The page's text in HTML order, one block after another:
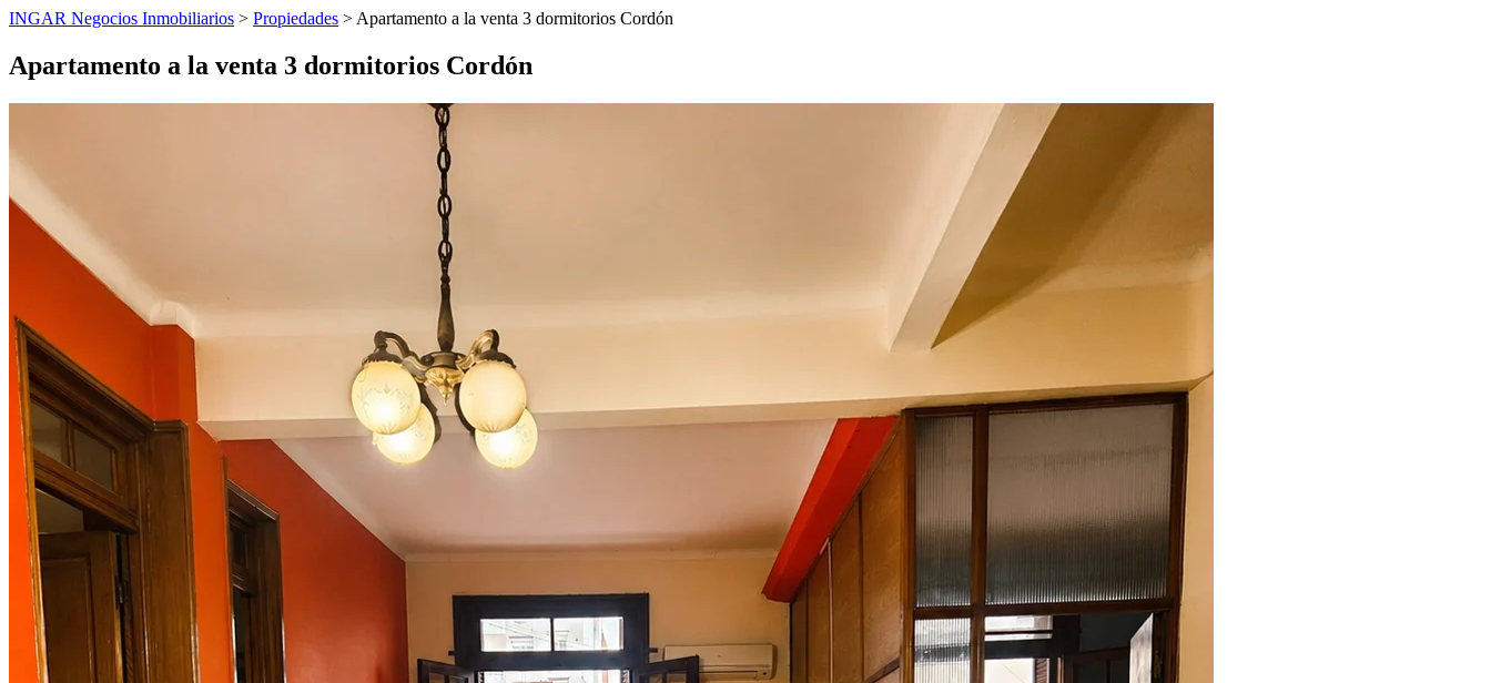
INGAR Negocios Inmobiliarios > Propiedades > Apartamento a la venta 3 dormitorios Cordón
Apartamento a la venta 3 dormitorios Cordón